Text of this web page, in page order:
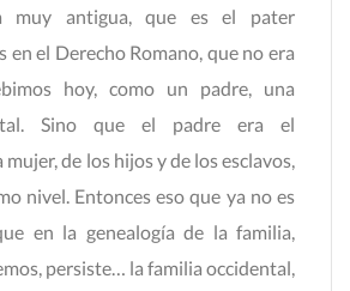
muy antigua, que es el pater
en el Derecho Romano, que no era
hoy, como un padre, una
Sino que el padre era el
de los hijos y de los esclavos,
nivel. Entonces eso que ya no es
en la genealogía de la familia,
persiste… la familia occidental,